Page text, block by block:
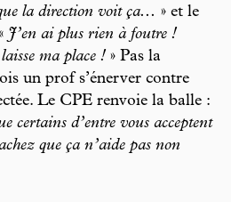
la direction voit ça... » et le
J’en ai plus rien à foutre !
ma place ! » Pas la
un prof s’énerver contre
Le CPE renvoie la balle :
certains d’entre vous acceptent
que ça n’aide pas non